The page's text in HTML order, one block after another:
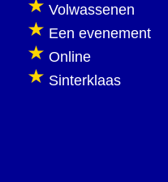
Volwassenen
Een evenement
Online
Sinterklaas